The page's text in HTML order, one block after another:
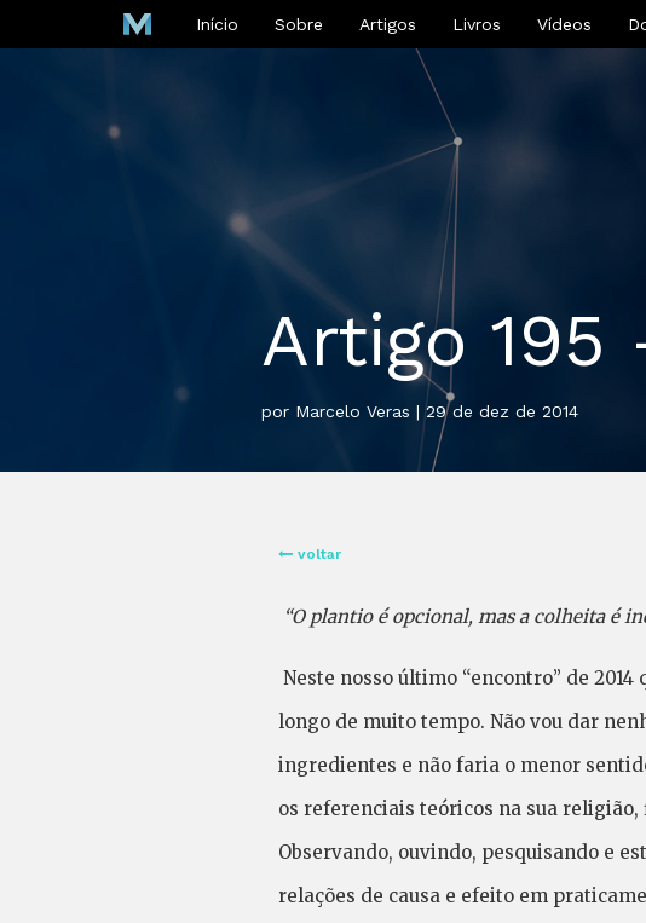
Início Sobre Artigos Livros Vídeos
Artigo
por Marcelo Veras | 29 de dez de 2014
voltar
“O plantio é opcional, mas a colheita é
Neste nosso último “encontro” de
longo de muito tempo. Não vou dar
ingredientes e não faria o menor
os referenciais teóricos na sua religião,
Observando, ouvindo, pesquisando e
relações de causa e efeito em